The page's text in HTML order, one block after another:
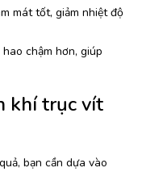
mát tốt, giảm nhiệt độ
chậm hơn, giúp
khí trục vít
bạn cần dựa vào